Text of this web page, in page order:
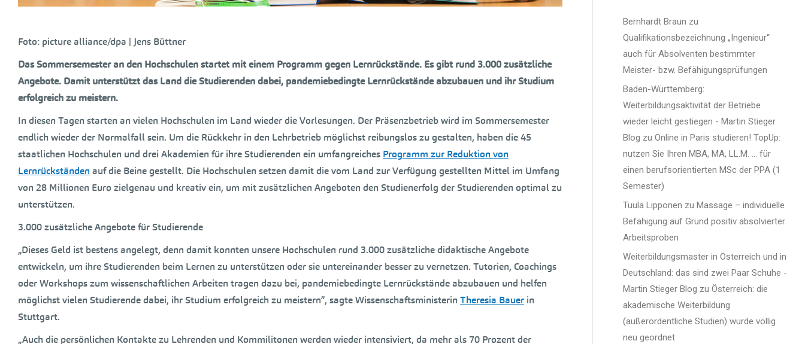
Foto: picture alliance/dpa | Jens Büttner
Das Sommersemester an den Hochschulen startet mit einem Programm gegen Lernrückstände. Es gibt rund 3.000 zusätzliche
Angebote. Damit unterstützt das Land die Studierenden dabei, pandemiebedingte Lernrückstände abzubauen und ihr Studium
erfolgreich zu meistern.
In diesen Tagen starten an vielen Hochschulen im Land wieder die Vorlesungen. Der Präsenzbetrieb wird im Sommersemester
endlich wieder der Normalfall sein. Um die Rückkehr in den Lehrbetrieb möglichst reibungslos zu gestalten, haben die 45
staatlichen Hochschulen und drei Akademien für ihre Studierenden ein umfangreiches Programm zur Reduktion von
Lernrückständenauf die Beine gestellt. Die Hochschulen setzen damit die vom Land zur Verfügung gestellten Mittel im Umfang
von 28 Millionen Euro zielgenau und kreativ ein, um mit zusätzlichen Angeboten den Studienerfolg der Studierenden optimal zu
unterstützen.
3.000 zusätzliche Angebote für Studierende
„Dieses Geld ist bestens angelegt, denn damit konnten unsere Hochschulen rund 3.000 zusätzliche didaktische Angebote
entwickeln, um ihre Studierenden beim Lernen zu unterstützen oder sie untereinander besser zu vernetzen. Tutorien, Coachings
oder Workshops zum wissenschaftlichen Arbeiten tragen dazu bei, pandemiebedingte Lernrückstände abzubauen und helfen
möglichst vielen Studierende dabei, ihr Studium erfolgreich zu meistern”, sagte Wissenschaftsministerin Theresia Bauer in
Stuttgart.
„Auch die persönlichen Kontakte zu Lehrenden und Kommilitonen werden wieder intensiviert, da mehr als 70 Prozent der
Bernhardt Braun zu
Qualifikationsbezeichnung „Ingenieur“
auch für Absolventen bestimmter
Meister- bzw. Befähigungsprüfungen
Baden-Württemberg:
Weiterbildungsaktivität der Betriebe
wieder leicht gestiegen - Martin Stieger
Blog zu Online in Paris studieren! TopUp:
nutzen Sie Ihren MBA, MA, LL.M. … für
einen berufsorientierten MSc der PPA (1
Semester)
Tuula Lipponen zu Massage – individuelle
Befähigung auf Grund positiv absolvierter
Arbeitsproben
Weiterbildungsmaster in Österreich und in
Deutschland: das sind zwei Paar Schuhe -
Martin Stieger Blog zu Österreich: die
akademische Weiterbildung
(außerordentliche Studien) wurde völlig
neu geordnet